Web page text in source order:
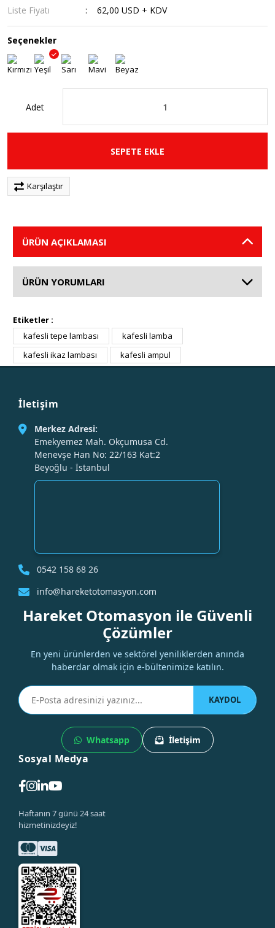
Liste Fiyatı
62,00 USD + KDV
Seçenekler
Adet
SEPETE EKLE
Karşılaştır
ÜRÜN AÇIKLAMASI
ÜRÜN YORUMLARI
Etiketler :
kafesli tepe lambası
kafesli lamba
kafesli ikaz lambası
kafesli ampul
İletişim
Merkez Adresi:
Emekyemez Mah. Okçumusa Cd.
Menevşe Han No: 22/163 Kat:2
Beyoğlu - İstanbul
0542 158 68 26
info@hareketotomasyon.com
Hareket Otomasyon ile Güvenli
Çözümler
En yeni ürünlerden ve sektörel yeniliklerden anında
haberdar olmak için e-bültenimize katılın.
KAYDOL
Whatsapp İletişim
Sosyal Medya
Haftanın 7 günü 24 saat
hizmetinizdeyiz!